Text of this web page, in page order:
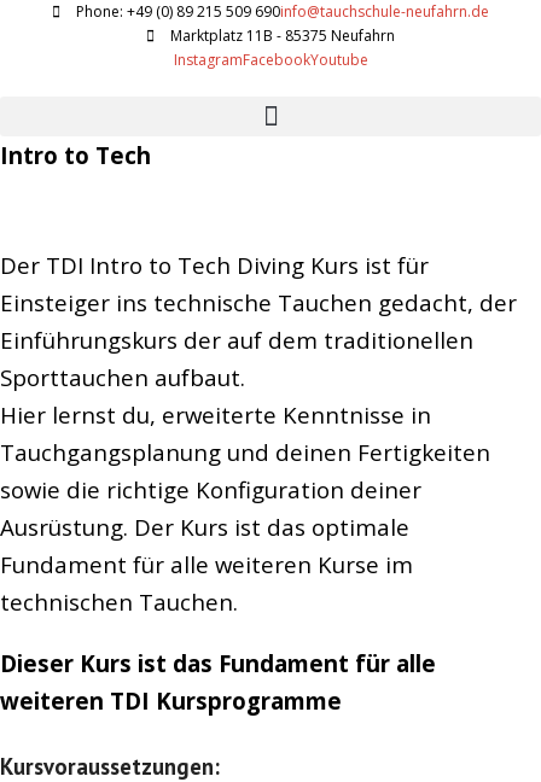
Phone: +49 (0) 89 215 509 690info@tauchschule-neufahrn.de
Marktplatz 11B - 85375 Neufahrn
InstagramFacebookYoutube
Intro to Tech
Der TDI Intro to Tech Diving Kurs ist für
Einsteiger ins technische Tauchen gedacht, der
Einführungskurs der auf dem traditionellen
Sporttauchen aufbaut.
Hier lernst du, erweiterte Kenntnisse in
Tauchgangsplanung und deinen Fertigkeiten
sowie die richtige Konfiguration deiner
Ausrüstung. Der Kurs ist das optimale
Fundament für alle weiteren Kurse im
technischen Tauchen.
Dieser Kurs ist das Fundament für alle
weiteren TDI Kursprogramme
Kursvoraussetzungen: